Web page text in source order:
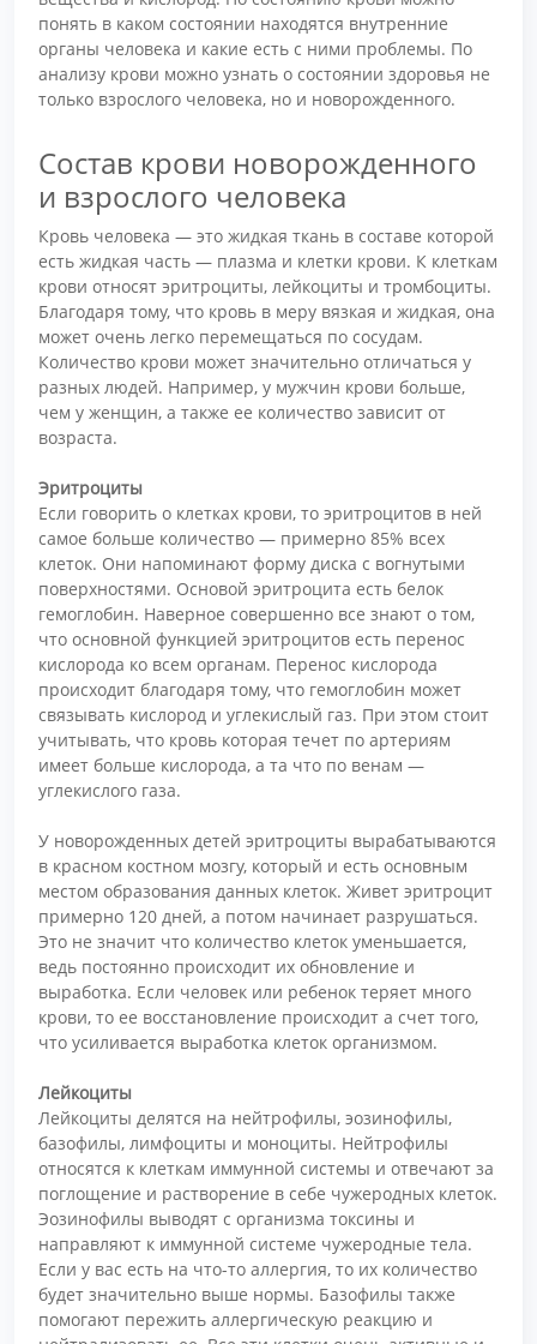
понять в каком состоянии находятся внутренние
органы человека и какие есть с ними проблемы. По
анализу крови можно узнать о состоянии здоровья не
только взрослого человека, но и новорожденного.
Состав крови новорожденного
и взрослого человека
Кровь человека — это жидкая ткань в составе которой
есть жидкая часть — плазма и клетки крови. К клеткам
крови относят эритроциты, лейкоциты и тромбоциты.
Благодаря тому, что кровь в меру вязкая и жидкая, она
может очень легко перемещаться по сосудам.
Количество крови может значительно отличаться у
разных людей. Например, у мужчин крови больше,
чем у женщин, а также ее количество зависит от
возраста.
Эритроциты
Если говорить о клетках крови, то эритроцитов в ней
самое больше количество — примерно 85% всех
клеток. Они напоминают форму диска с вогнутыми
поверхностями. Основой эритроцита есть белок
гемоглобин. Наверное совершенно все знают о том,
что основной функцией эритроцитов есть перенос
кислорода ко всем органам. Перенос кислорода
происходит благодаря тому, что гемоглобин может
связывать кислород и углекислый газ. При этом стоит
учитывать, что кровь которая течет по артериям
имеет больше кислорода, а та что по венам —
углекислого газа.
У новорожденных детей эритроциты вырабатываются
в красном костном мозгу, который и есть основным
местом образования данных клеток. Живет эритроцит
примерно 120 дней, а потом начинает разрушаться.
Это не значит что количество клеток уменьшается,
ведь постоянно происходит их обновление и
выработка. Если человек или ребенок теряет много
крови, то ее восстановление происходит а счет того,
что усиливается выработка клеток организмом.
Лейкоциты
Лейкоциты делятся на нейтрофилы, эозинофилы,
базофилы, лимфоциты и моноциты. Нейтрофилы
относятся к клеткам иммунной системы и отвечают за
поглощение и растворение в себе чужеродных клеток.
Эозинофилы выводят с организма токсины и
направляют к иммунной системе чужеродные тела.
Если у вас есть на что-то аллергия, то их количество
будет значительно выше нормы. Базофилы также
помогают пережить аллергическую реакцию и